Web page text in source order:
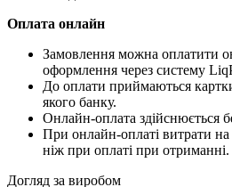
Оплата онлайн
Замовлення можна оплатити
оформлення через систему
До оплати приймаються
якого банку.
Онлайн-оплата здійснюється
При онлайн-оплаті витрати на
ніж при оплаті при отриманні.
Догляд за виробом